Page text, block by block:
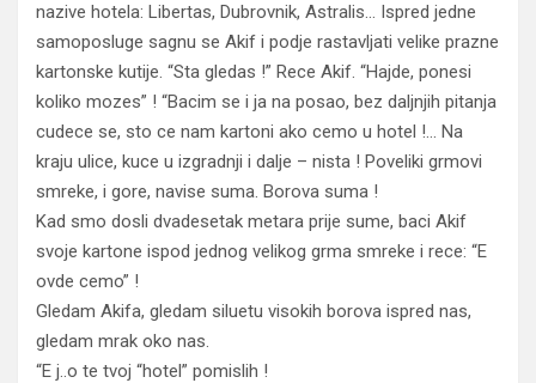
nazive hotela: Libertas, Dubrovnik, Astralis… Ispred jedne
samoposluge sagnu se Akif i podje rastavljati velike prazne
kartonske kutije. “Sta gledas !” Rece Akif. “Hajde, ponesi
koliko mozes” ! “Bacim se i ja na posao, bez daljnjih pitanja
cudece se, sto ce nam kartoni ako cemo u hotel !… Na
kraju ulice, kuce u izgradnji i dalje – nista ! Poveliki grmovi
smreke, i gore, navise suma. Borova suma !
Kad smo dosli dvadesetak metara prije sume, baci Akif
svoje kartone ispod jednog velikog grma smreke i rece: “E
ovde cemo” !
Gledam Akifa, gledam siluetu visokih borova ispred nas,
gledam mrak oko nas.
“E j..o te tvoj “hotel” pomislih !